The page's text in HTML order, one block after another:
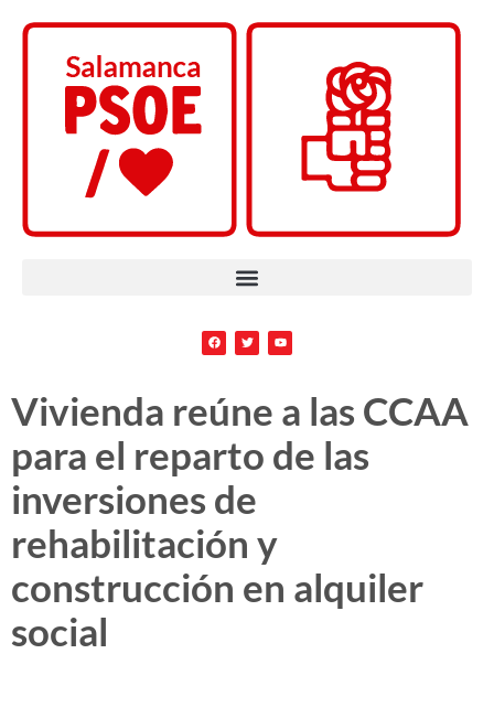
Vivienda reúne a las CCAA
para el reparto de las
inversiones de
rehabilitación y
construcción en alquiler
social